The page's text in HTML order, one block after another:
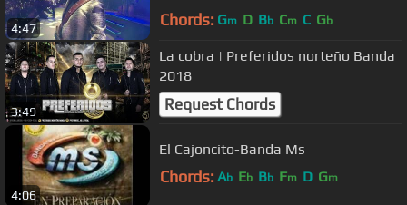
4:47 Chords: Gm D Bb Cm C Gb
3:49
La cobra | Preferidos norteño Banda
2018
Request Chords
4:06
El Cajoncito-Banda Ms
Chords: Ab Eb Bb Fm D Gm